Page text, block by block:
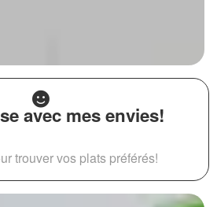
avec mes envies!
trouver vos plats préférés!